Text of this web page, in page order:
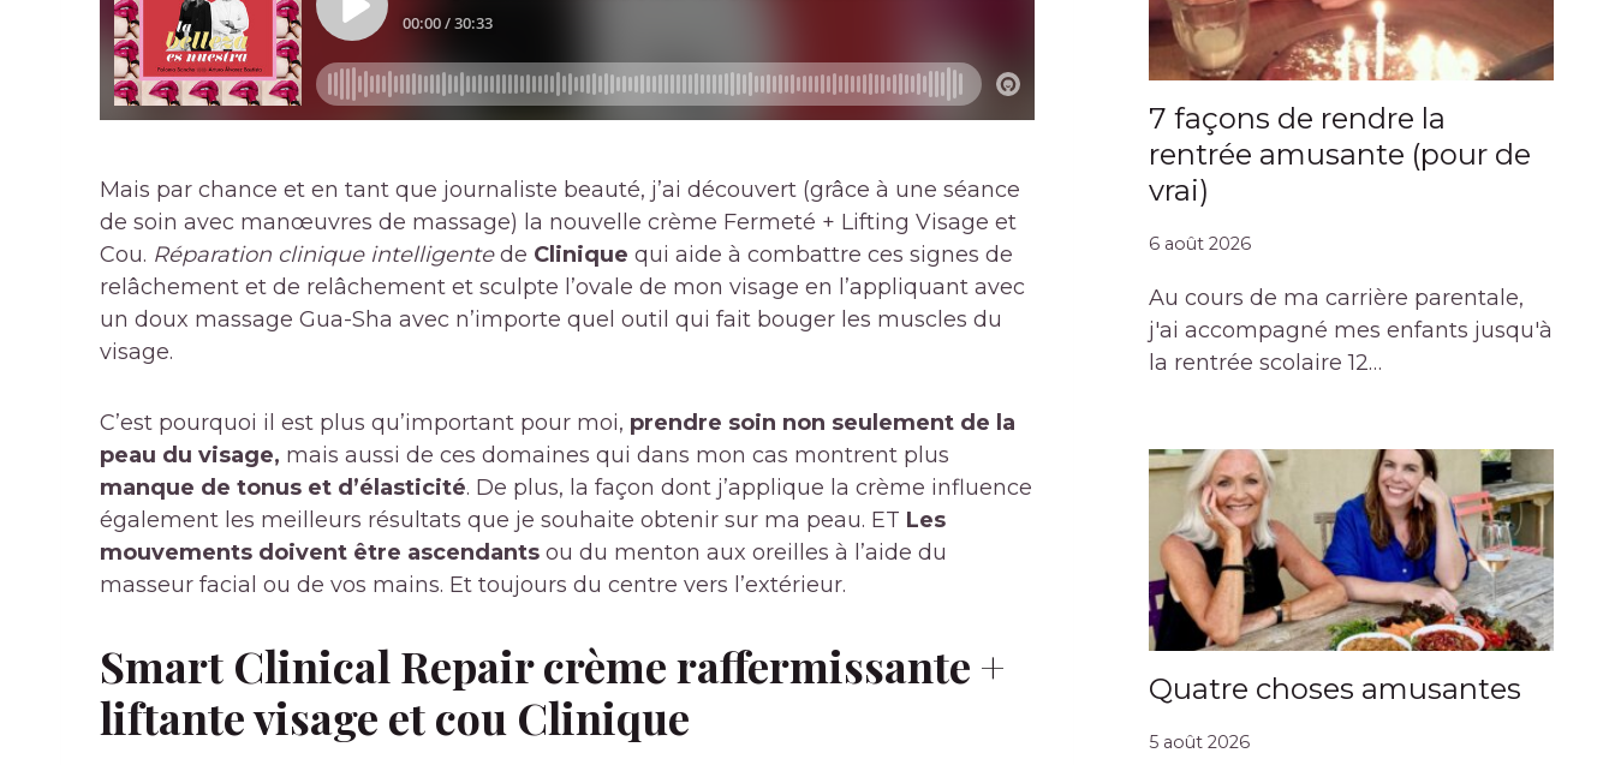
Mais par chance et en tant que journaliste beauté, j’ai découvert (grâce à une séance
de soin avec manœuvres de massage) la nouvelle crème Fermeté + Lifting Visage et
Cou. Réparation clinique intelligentede Clinique qui aide à combattre ces signes de
relâchement et de relâchement et sculpte l’ovale de mon visage en l’appliquant avec
un doux massage Gua-Sha avec n’importe quel outil qui fait bouger les muscles du
visage.
C’est pourquoi il est plus qu’important pour moi, prendre soin non seulement de la
peau du visage, mais aussi de ces domaines qui dans mon cas montrent plus
manque de tonus et d’élasticité. De plus, la façon dont j’applique la crème influence
également les meilleurs résultats que je souhaite obtenir sur ma peau. ET Les
mouvements doivent être ascendants ou du menton aux oreilles à l’aide du
masseur facial ou de vos mains. Et toujours du centre vers l’extérieur.
Smart Clinical Repair crème raffermissante +
liftante visage et cou Clinique
7 façons de rendre la
rentrée amusante (pour de
vrai)
6 août 2026
Au cours de ma carrière parentale,
j'ai accompagné mes enfants jusqu'à
la rentrée scolaire 12…
Quatre choses amusantes
5 août 2026